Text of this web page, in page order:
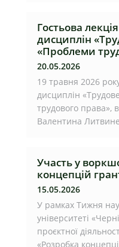
Гостьова
дисциплін
«Проблеми
20.05.2026
19 травня 2026
дисциплін
трудового права»,
Валентина
Участь у
концепцій
15.05.2026
У рамках Тижня
університеті
проєктної
«Розробка